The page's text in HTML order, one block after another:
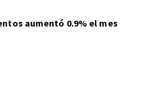
aumentó 0.9% el mes